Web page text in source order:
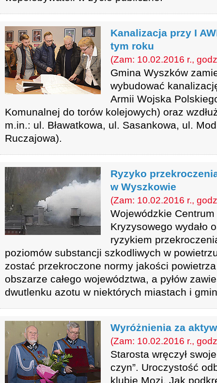
Kanalizacja przy I
tym roku
(Zam: 10.02.2016 r.,
Gmina Wyszków
wybudować
Armii Wojska
Komunalnej do torów kolejowych) oraz
m.in.: ul. Bławatkowa, ul. Sasankowa, ul.
Ruczajowa).
Ryzyko
w Wyszkowie
(Zam: 10.02.2016 r.,
Wojewódzkie
Kryzysowego wydało
ryzykiem
poziomów substancji szkodliwych w
zostać przekroczone normy jakości
obszarze całego województwa, a pyłów
dwutlenku azotu w niektórych miastach i
Wyróżnienia za
(Zam: 10.02.2016 r.,
Starosta wręczył
czyn”. Uroczystość
klubie Mozi. Jak